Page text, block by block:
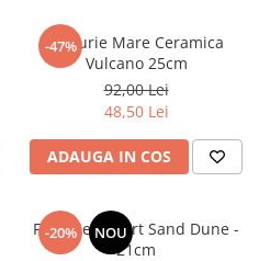
-47%
Farfurie Mare Ceramica
Vulcano 25cm
92,00 Lei
48,50 Lei
ADAUGA IN COS
-20% NOU
Farfurie Desert Sand Dune -
21cm